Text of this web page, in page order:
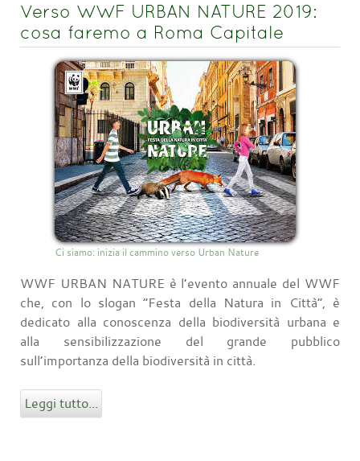
Verso WWF URBAN NATURE 2019:
cosa faremo a Roma Capitale
Ci siamo: inizia il cammino verso Urban Nature
WWF URBAN NATURE è l’evento annuale del WWF
che, con lo slogan “Festa della Natura in Città”, è
dedicato alla conoscenza della biodiversità urbana e
alla sensibilizzazione del grande pubblico
sull’importanza della biodiversità in città.
Leggi tutto...